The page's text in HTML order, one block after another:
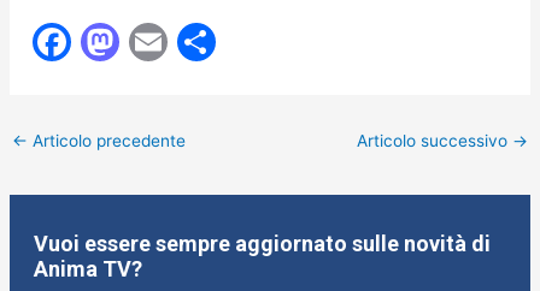
F
e
b
o
o
M
o
d
o
n
E
l
vi
di
← Articolo precedente Articolo successivo →
Vuoi essere sempre aggiornato sulle novità di
Anima TV?